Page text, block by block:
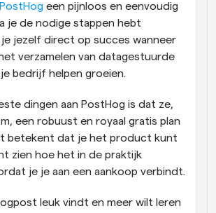
PostHog een pijnloos en eenvoudig
je de nodige stappen hebt
jezelf direct op succes wanneer
verzamelen van datagestuurde
bedrijf helpen groeien.
dingen aan PostHog is dat ze,
een robuust en royaal gratis plan
betekent dat je het product kunt
zien hoe het in de praktijk
je je aan een aankoop verbindt.
leuk vindt en meer wilt leren